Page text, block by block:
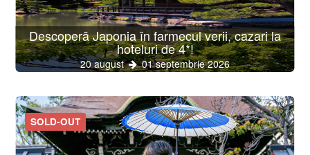
Descoperă Japonia în farmecul verii, cazari la
hoteluri de 4*!
20 august 01 septembrie 2026
SOLD-OUT